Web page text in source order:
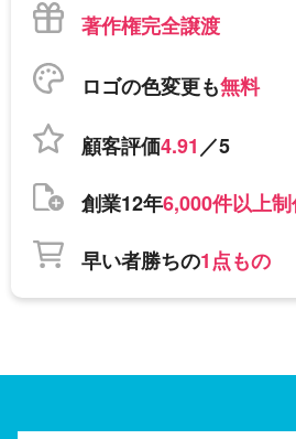
著作権完全譲渡
ロゴの色変更も無料
顧客評価4.91／5
創業12年6,000件以上
早い者勝ちの1点もの